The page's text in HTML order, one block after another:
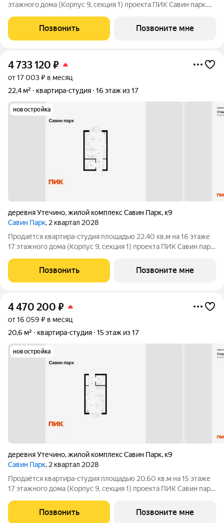
этажного дома (Корпус 9, секция 1) проекта ПИК Савин парк.
функциональная планировка, большие окна, с отделкой. Жилой
квартал «Савин парк»
Позвонить Позвоните мне
4 733 120 ₽
от 17 003 ₽ в месяц
22,4 м²
квартира-студия 16 этаж из 17
новостройка
деревня Утечино,жилой комплекс Савин Парк, к9
Савин Парк, 2 квартал 2028
Продаётся квартира-студия площадью 22.40 кв.м на 16 этаже
17 этажного дома (Корпус 9, секция 1) проекта ПИК Савин парк.
функциональная планировка, большие окна, с отделкой. Жилой
квартал «Савин парк»
Позвонить Позвоните мне
4 470 200 ₽
от 16 059 ₽ в месяц
20,6 м²
квартира-студия 15 этаж из 17
новостройка
деревня Утечино,жилой комплекс Савин Парк, к9
Савин Парк, 2 квартал 2028
Продаётся квартира-студия площадью 20.60 кв.м на 15 этаже
17 этажного дома (Корпус 9, секция 1) проекта ПИК Савин парк.
функциональная планировка, большие окна, с отделкой. Жилой
квартал «Савин парк»
Позвонить Позвоните мне